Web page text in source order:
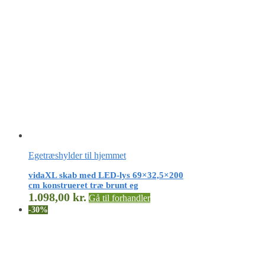
Egetræshylder til hjemmet
vidaXL skab med LED-lys 69×32,5×200
cm konstrueret træ brunt eg
1.098,00 kr. Gå til forhandler
-30%